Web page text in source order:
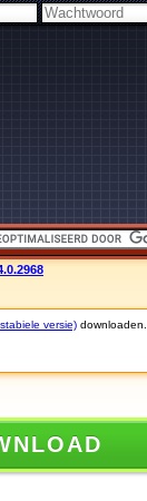
versie) downloaden.